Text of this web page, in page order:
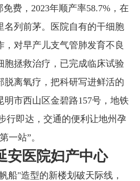
费，2023年顺产率58.7%，在
名列前茅。医院自有的干细胞
，对早产儿支气管肺发育不良
胞拯救治疗，已完成临床试验
脱离氧疗，把科研写进鲜活的
明市西山区金碧路157号，地铁
行即达，交通的便利让地州孕
一站”。
安医院妇产中心
船"造型的新楼划破天际线，